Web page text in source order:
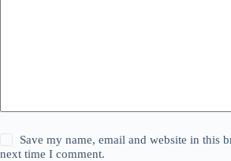
Save my name, email and website in this
next time I comment.